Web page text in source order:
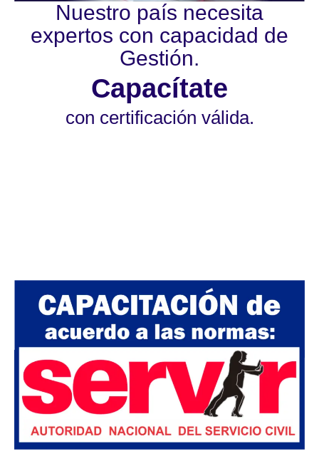
Nuestro país necesita
expertos con capacidad de
Gestión.
Capacítate
con certificación válida.